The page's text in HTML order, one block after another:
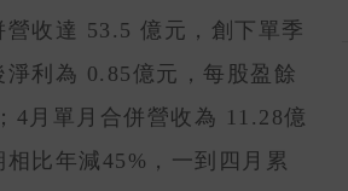
營收達 53.5 億元，創下單季
淨利為 0.85億元，每股盈餘
4月單月合併營收為 11.28億
比年減45%，一到四月累